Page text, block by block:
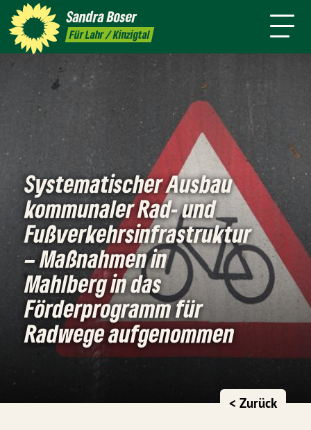
SandraBoser
Für Lahr / Kinzigtal
Presse Kontakt Termine
mich
Systematischer Ausbau
kommunaler Rad- und
Fußverkehrsinfrastruktur
– Maßnahmen in
Mahlberg in das
Förderprogramm für
Radwege aufgenommen
< Zurück